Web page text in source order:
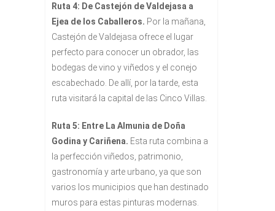
Ruta 4: De Castejón de Valdejasa a
Ejea de los Caballeros. Por la mañana,
Castejón de Valdejasa ofrece el lugar
perfecto para conocer un obrador, las
bodegas de vino y viñedos y el conejo
escabechado. De allí, por la tarde, esta
ruta visitará la capital de las Cinco Villas.
Ruta 5: Entre La Almunia de Doña
Godina y Cariñena. Esta ruta combina a
la perfección viñedos, patrimonio,
gastronomía y arte urbano, ya que son
varios los municipios que han destinado
muros para estas pinturas modernas.